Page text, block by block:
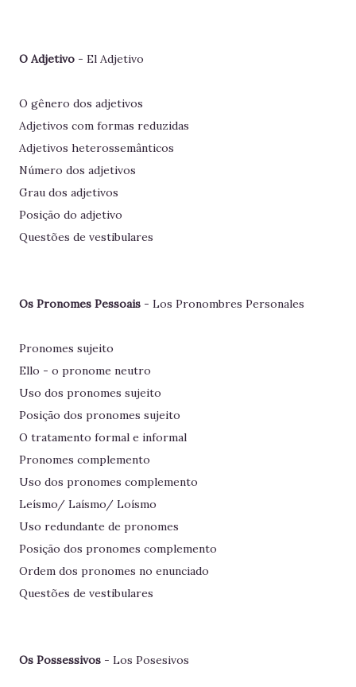
O Adjetivo - El Adjetivo
O gênero dos adjetivos
Adjetivos com formas reduzidas
Adjetivos heterossemânticos
Número dos adjetivos
Grau dos adjetivos
Posição do adjetivo
Questões de vestibulares
Os Pronomes Pessoais - Los Pronombres Personales
Pronomes sujeito
Ello - o pronome neutro
Uso dos pronomes sujeito
Posição dos pronomes sujeito
O tratamento formal e informal
Pronomes complemento
Uso dos pronomes complemento
Leísmo/ Laísmo/ Loísmo
Uso redundante de pronomes
Posição dos pronomes complemento
Ordem dos pronomes no enunciado
Questões de vestibulares
Os Possessivos - Los Posesivos